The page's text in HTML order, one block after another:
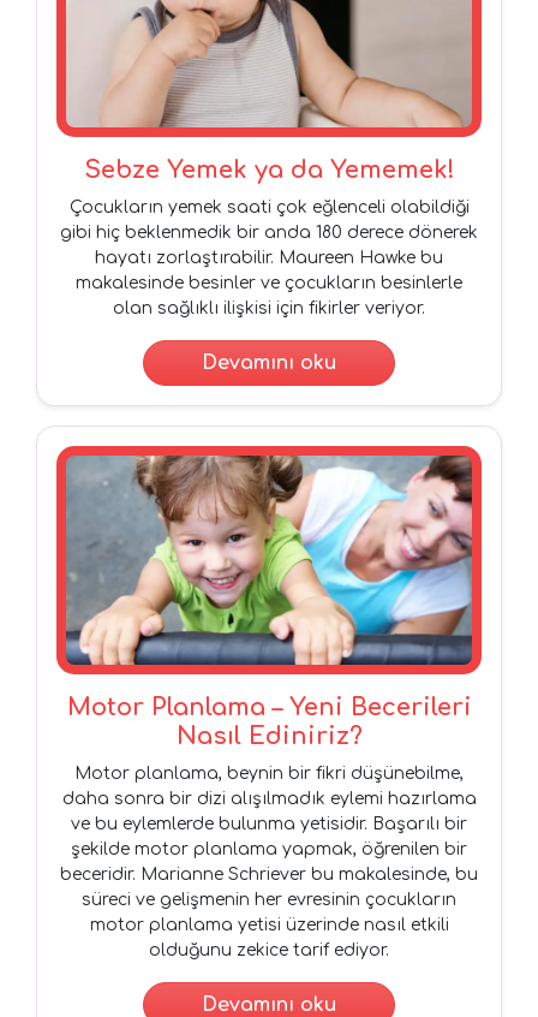
Sebze Yemek ya da Yememek!
Çocukların yemek saati çok eğlenceli olabildiği
gibi hiç beklenmedik bir anda 180 derece dönerek
hayatı zorlaştırabilir. Maureen Hawke bu
makalesinde besinler ve çocukların besinlerle
olan sağlıklı ilişkisi için fikirler veriyor.
Devamını oku
Motor Planlama – Yeni Becerileri
Nasıl Ediniriz?
Motor planlama, beynin bir fikri düşünebilme,
daha sonra bir dizi alışılmadık eylemi hazırlama
ve bu eylemlerde bulunma yetisidir. Başarılı bir
şekilde motor planlama yapmak, öğrenilen bir
beceridir. Marianne Schriever bu makalesinde, bu
süreci ve gelişmenin her evresinin çocukların
motor planlama yetisi üzerinde nasıl etkili
olduğunu zekice tarif ediyor.
Devamını oku